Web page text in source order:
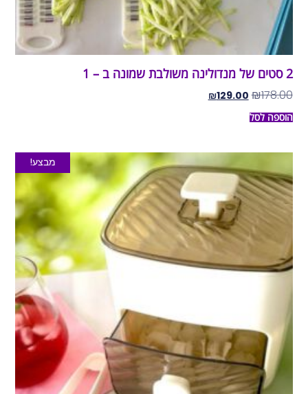
2 סטים של מנדולינה משולבת שמונה ב – 1
₪178.00
₪129.00
הוספה לסל
מבצע!